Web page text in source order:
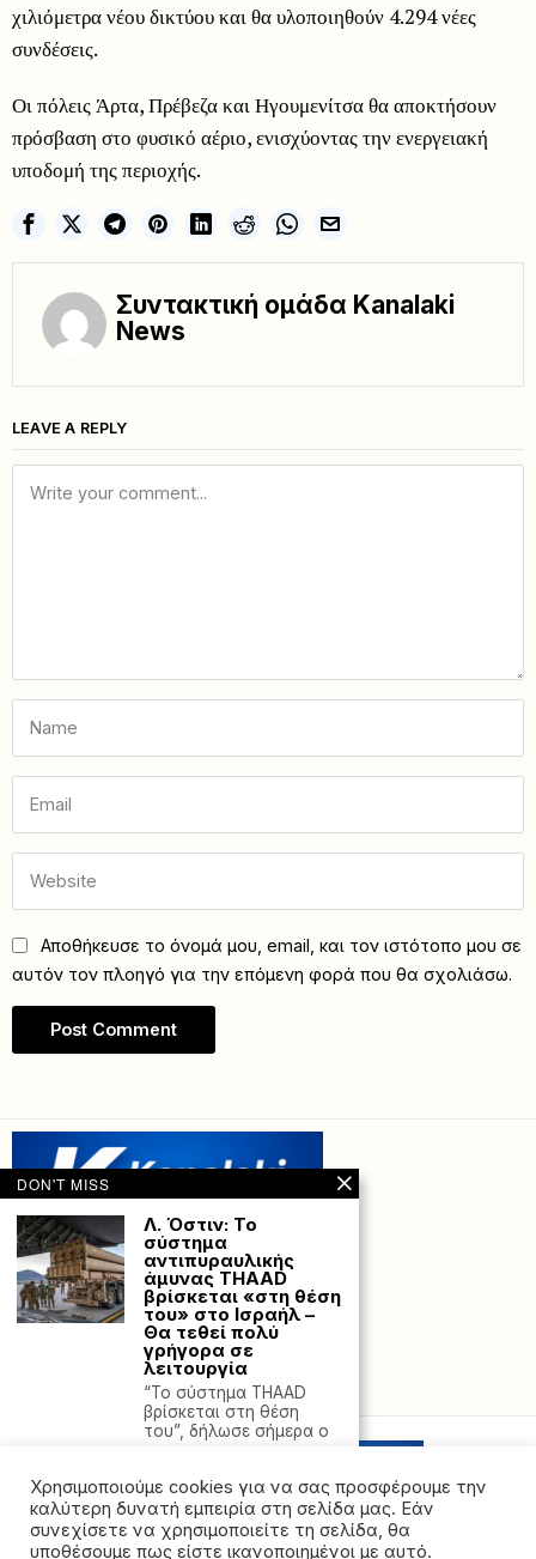
χιλιόμετρα νέου δικτύου και θα υλοποιηθούν 4.294 νέες
συνδέσεις.
Οι πόλεις Άρτα, Πρέβεζα και Ηγουμενίτσα θα αποκτήσουν
πρόσβαση στο φυσικό αέριο, ενισχύοντας την ενεργειακή
υποδομή της περιοχής.
Συντακτική ομάδα Kanalaki
News
LEAVE A REPLY
Αποθήκευσε το όνομά μου, email, και τον ιστότοπο μου σε
αυτόν τον πλοηγό για την επόμενη φορά που θα σχολιάσω.
by Hostville”)
Χρησιμοποιούμε cookies για να σας προσφέρουμε την
καλύτερη δυνατή εμπειρία στη σελίδα μας. Εάν
συνεχίσετε να χρησιμοποιείτε τη σελίδα, θα
υποθέσουμε πως είστε ικανοποιημένοι με αυτό.
DON'T MISS
Λ. Όστιν: Το
σύστημα
αντιπυραυλικής
άμυνας THAAD
βρίσκεται «στη θέση
του» στο Ισραήλ –
Θα τεθεί πολύ
γρήγορα σε
λειτουργία
“Το σύστημα THAAD
βρίσκεται στη θέση
του”, δήλωσε σήμερα ο
διαδηλωτές στην
Χάγη καλούν την
κυβέρνηση να λάβει
μέτρα κατά της